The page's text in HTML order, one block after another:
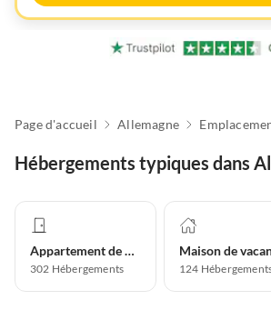
Page d'accueil Allemagne
Hébergements typiques dans
Appartement de vacances
302 Hébergements 124